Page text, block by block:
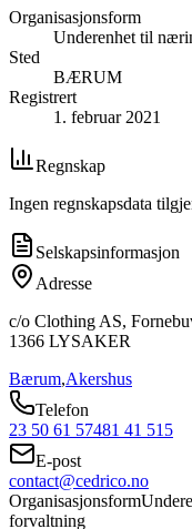
Organisasjonsform
Underenhet til
Sted
BÆRUM
Registrert
1. februar 2021
Regnskap
Ingen regnskapsdata
Selskapsinformasjon
Adresse
c/o Clothing AS,
1366 LYSAKER
Bærum,Akershus
Telefon
23 50 61 57481 41 515
E-post
contact@cedrico.no
Organisasjonsform
forvaltning